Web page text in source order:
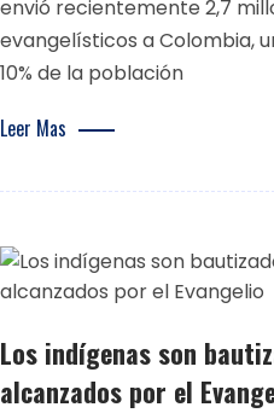
envió recientemente 2,7
evangelísticos a Colombia,
10% de la población
Leer Mas
Los indígenas son
alcanzados por el